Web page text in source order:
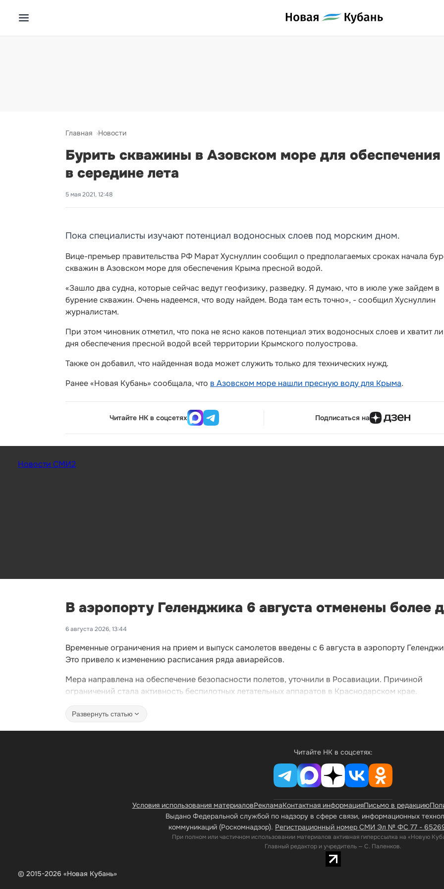
Главная Новости
Бурить скважины в Азовском море для
в середине лета
5 мая 2021, 12:48
Пока специалисты изучают потенциал водоносных слоев под морским дном.
Вице-премьер правительства РФ Марат Хуснуллин сообщил о предполагаемых сроках начала
скважин в Азовском море для обеспечения Крыма пресной водой.
«Зашло два судна, которые сейчас ведут геофизику, разведку. Я думаю, что в июле уже зайдем в
бурение скважин. Очень надеемся, что воду найдем. Вода там есть точно», - сообщил Хуснуллин
журналистам.
При этом чиновник отметил, что пока не ясно каков потенциал этих водоносных слоев и хватит
дня обеспечения пресной водой всей территории Крымского полуострова.
Также он добавил, что найденная вода может служить только для технических нужд.
Ранее «Новая Кубань» сообщала, что в Азовском море нашли пресную воду для Крыма.
Читайте НК в соцсетях Подписаться на
Новости СМИ2
В аэропорту Геленджика 6 августа отменены более
6 августа 2026, 13:44
Временные ограничения на прием и выпуск самолетов введены с 6 августа в аэропорту
Это привело к изменению расписания ряда авиарейсов.
Мера направлена на обеспечение безопасности полетов, уточнили в Росавиации. Причиной
ограничений стала активность беспилотных летательных аппаратов в Краснодарском крае.
Развернуть статью
Читайте НК в соцсетях:
Выдано Федеральной службой по надзору в сфере связи, информационных
коммуникаций (Роскомнадзор). Регистрационный номер СМИ Эл № ФС 77 - 65269
При полном или частичном использовании материалов активная гиперссылка на «Новую
Главный редактор и учредитель — С. Паленков.
Условия использования материаловРекламаКонтактная информацияПисьмо в редакцию
© 2015-2026 «Новая Кубань»